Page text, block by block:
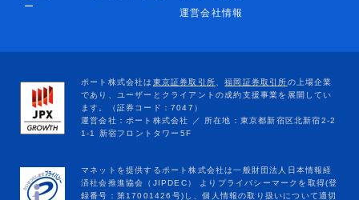
ー
運営会社情報